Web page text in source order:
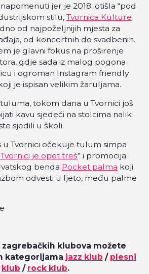
jer je 2018. otišla “pod
stilu, Tvornica Kulture
od najpoželjnijih mjesta za
od koncertnih do svadbenih.
je glavni fokus na proširenje
gdje sada iz malog pogona
i ogroman Instagram friendly
je ispisan velikim žaruljama.
tokom dana u Tvornici još
kavu sjedeći na stolcima nalik
sjedili u školi.
u Tvornici očekuje tulum simpa
je opet treš” i promocija
benda Pocket palma koji
odvesti u ljeto, među palme
zagrebačkih klubova možete
kategorijama jazz klub / plesni
klub / rock klub.